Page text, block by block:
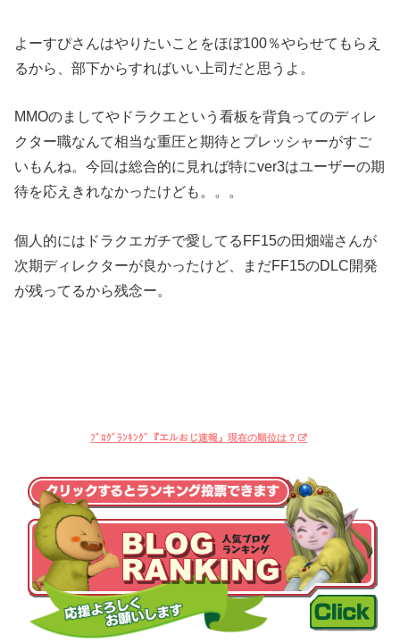
よーすぴさんはやりたいことをほぼ100％やらせてもらえ
るから、部下からすればいい上司だと思うよ。
MMOのましてやドラクエという看板を背負ってのディレ
クター職なんて相当な重圧と期待とプレッシャーがすご
いもんね。今回は総合的に見れば特にver3はユーザーの期
待を応えきれなかったけども。。。
個人的にはドラクエガチで愛してるFF15の田畑端さんが
次期ディレクターが良かったけど、まだFF15のDLC開発
が残ってるから残念ー。
ﾌﾞﾛｸﾞﾗﾝｷﾝｸﾞ『エルおじ速報』現在の順位は？